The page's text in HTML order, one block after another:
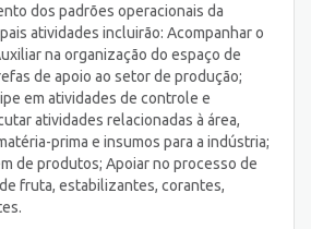
dos padrões operacionais da
atividades incluirão: Acompanhar o
na organização do espaço de
de apoio ao setor de produção;
em atividades de controle e
atividades relacionadas à área,
prima e insumos para a indústria;
de produtos; Apoiar no processo de
fruta, estabilizantes, corantes,